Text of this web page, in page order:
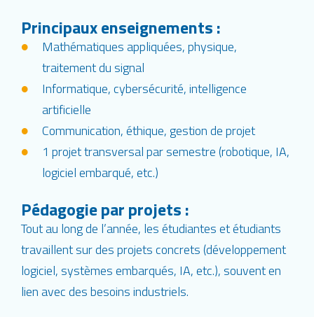
Principaux enseignements :
Mathématiques appliquées, physique,
traitement du signal
Informatique, cybersécurité, intelligence
artificielle
Communication, éthique, gestion de projet
1 projet transversal par semestre (robotique, IA,
logiciel embarqué, etc.)
Pédagogie par projets :
Tout au long de l’année, les étudiantes et étudiants
travaillent sur des projets concrets (développement
logiciel, systèmes embarqués, IA, etc.), souvent en
lien avec des besoins industriels.